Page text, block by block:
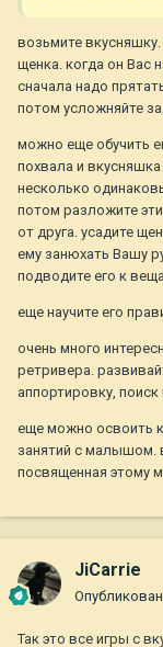
возьмите
щенка. когда он Вас
сначала надо
потом усложняйте
можно еще обучить
похвала и
несколько
потом разложите
от друга. усадите
ему занюхать Вашу
подводите его к
еще научите его
очень много
ретривера.
аппортировку,
еще можно освоить
занятий с малышом.
посвященная этому
JiCarrie
Так это все игры с